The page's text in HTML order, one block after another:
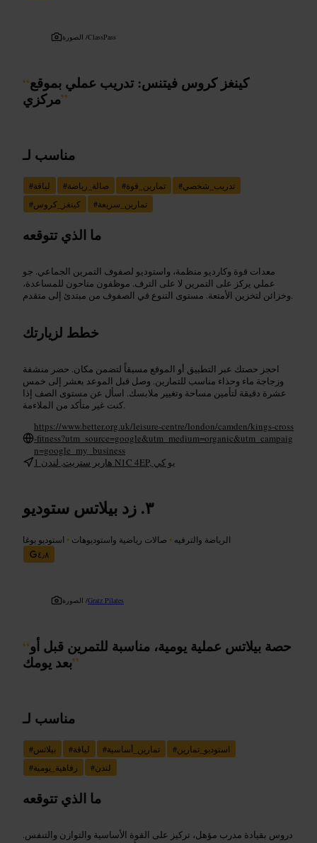
الصورة /ClassPass
“كينغز كروس فيتنس: تدريب عملي بموقع
مركزي”
مناسب لـ
#لياقة #صالة_رياضة #تمارين_قوة #تدريب_شخصي
#كينغز_كروس #تمارين_سريعة
ما الذي تتوقعه
معدات قوة وكارديو منظمة، واستوديو لصفوف التمرين الجماعي. جو
عملي يركز على التمرين لا على الترف. موظفون متاحون للمساعدة،
وخزائن لتخزين الأمتعة. مستوى التنوع في الصفوف من مبتدئ إلى متقدم.
خطط لزيارتك
احجز حصتك عبر التطبيق أو الموقع مسبقاً لتضمن مكان. حضر منشفة
وزجاجة ماء وحذاء مناسب للتمارين. وصل قبل الموعد بعشر إلى خمس
عشرة دقيقة لتأمين مساحة وتغيير ملابسك. اسأل عن مستوى الصف إذا
كنت غير متأكد من الملاءمة.
https://www.better.org.uk/leisure-centre/london/camden/kings-cross
-fitness?utm_source=google&utm_medium=organic&utm_campaig
n=google_my_business
1 هارير ستريت, لندن N1C 4EP, يو كي
زد بيلاتس ستوديو
الرياضة والترفيه • صالات رياضية واستوديوهات • استوديو يوغا
٤٫٨
الصورة /Gratz Pilates
“حصة بيلاتس عملية يومية، مناسبة للتمرين قبل أو
بعد يومك”
مناسب لـ
#بيلاتس #لياقة #تمارين_أساسية #استوديو_تمارين
#رفاهية_يومية #لندن
ما الذي تتوقعه
دروس بقيادة مدرب مؤهل، تركيز على القوة الأساسية والتوازن والتنفس.